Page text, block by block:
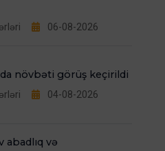
06-08-2026
növbəti görüş keçirildi
04-08-2026
abadlıq və